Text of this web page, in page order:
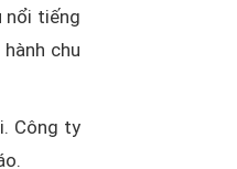
nổi tiếng
chu
Công ty